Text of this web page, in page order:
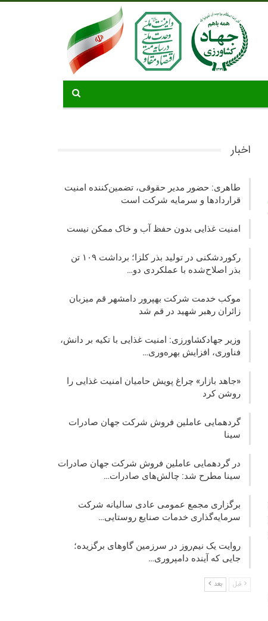
اخبار
طاهری: حضور مدیر حقوقی، تضمین‌کننده امنیت
قراردادها و سرمایه شرکت‌ است
امنیت غذایی بدون حفظ آب و خاک ممکن نیست
رکوردشکنی در تولید بذر کلزا؛ برداشت ۱۰۹ تن
بذر اصلاح‌شده با عملکردی دو…
موکب خدمت شرکت بهپرور دامشهر قم میزبان
زائران رهبر شهید در قم شد
وزیر جهادکشاورزی: امنیت غذایی با تکیه بر دانش،
فناوری، افزایش بهره‌وری…
«جاهد بازار» چراغ پویش حامیان امنیت غذایی را
روشن کرد
گردهمایی عاملین فروش شرکت جهان صادرات
سینا
در گردهمایی عاملین فروش شرکت جهان صادرات
سینا مطرح شد: چالش‌های صادرات…
برگزاری مجمع عمومی عادی سالیانه شرکت
سرمایه‌گذاری خدمات صنایع روستایی…
روایت یک نیم‌روز در سرزمین گاوهای برگزیده؛
جایی که آینده دامپروری…
قبل بعد